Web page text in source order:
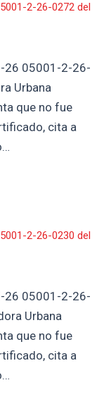
2-26-0272 del
26 05001-2-26-
Urbana
que no fue
cita a
2-26-0230 del
26 05001-2-26-
Urbana
que no fue
cita a